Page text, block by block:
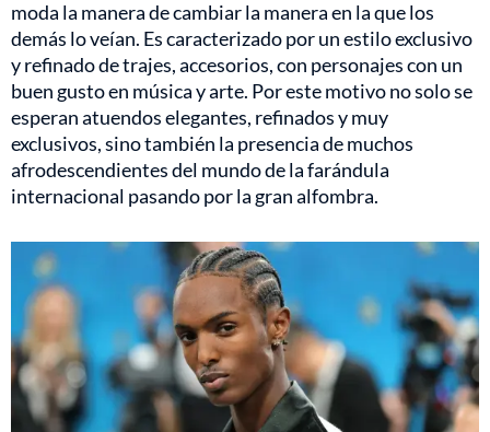
moda la manera de cambiar la manera en la que los
demás lo veían. Es caracterizado por un estilo exclusivo
y refinado de trajes, accesorios, con personajes con un
buen gusto en música y arte. Por este motivo no solo se
esperan atuendos elegantes, refinados y muy
exclusivos, sino también la presencia de muchos
afrodescendientes del mundo de la farándula
internacional pasando por la gran alfombra.